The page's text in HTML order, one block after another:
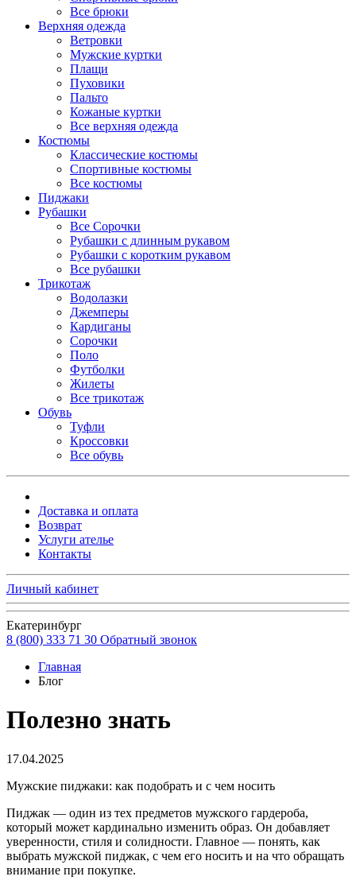
Все брюки
Верхняя одежда
Ветровки
Мужские куртки
Плащи
Пуховики
Пальто
Кожаные куртки
Все верхняя одежда
Костюмы
Классические костюмы
Спортивные костюмы
Все костюмы
Пиджаки
Рубашки
Все Сорочки
Рубашки с длинным рукавом
Рубашки с коротким рукавом
Все рубашки
Трикотаж
Водолазки
Джемперы
Кардиганы
Сорочки
Поло
Футболки
Жилеты
Все трикотаж
Обувь
Туфли
Кроссовки
Все обувь
Доставка и оплата
Возврат
Услуги ателье
Контакты
Личный кабинет
Екатеринбург
8 (800) 333 71 30 Обратный звонок
Главная
Блог
Полезно знать
17.04.2025
Мужские пиджаки: как подобрать и с чем носить
Пиджак — один из тех предметов мужского гардероба,
который может кардинально изменить образ. Он добавляет
уверенности, стиля и солидности. Главное — понять, как
выбрать мужской пиджак, с чем его носить и на что обращать
внимание при покупке.